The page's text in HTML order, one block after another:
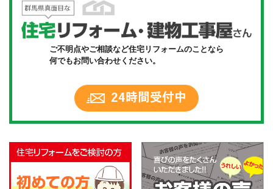
ご不明点やご相談など住宅リフォームのことなら
何でもお問い合わせください。
24時間受付中